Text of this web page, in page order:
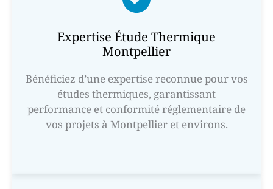
Expertise Étude Thermique
Montpellier
Bénéficiez d’une expertise reconnue pour vos
études thermiques, garantissant
performance et conformité réglementaire de
vos projets à Montpellier et environs.